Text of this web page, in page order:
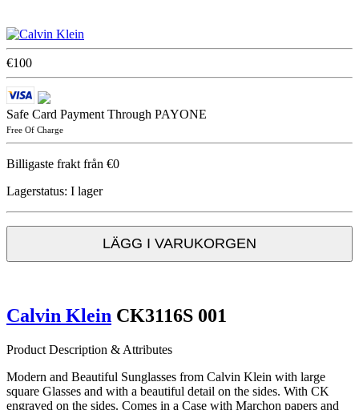
€100
Safe Card Payment Through PAYONE
Free Of Charge
Billigaste frakt från €0
Lagerstatus: I lager
LÄGG I VARUKORGEN
Calvin Klein CK3116S 001
Product Description & Attributes
Modern and Beautiful Sunglasses from Calvin Klein with large
square Glasses and with a beautiful detail on the sides. With CK
engraved on the sides. Comes in a Case with Marchon papers and